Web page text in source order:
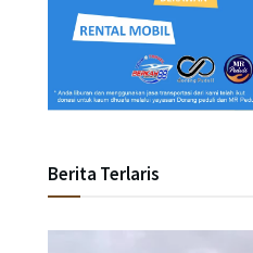
Berita Terlaris